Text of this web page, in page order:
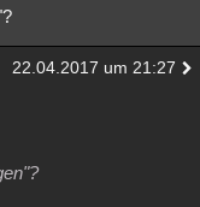
22.04.2017 um 21:27